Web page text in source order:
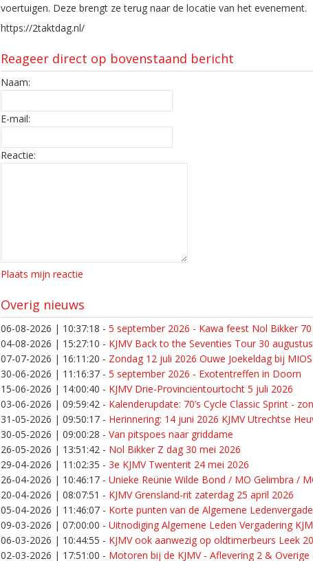
voertuigen. Deze brengt ze terug naar de locatie van het evenement.
https://2taktdag.nl/
Reageer direct op bovenstaand bericht
Naam:
E-mail:
Reactie:
Plaats mijn reactie
Overig nieuws
06-08-2026 | 10:37:18 - 5 september 2026 - Kawa feest Nol Bikker
04-08-2026 | 15:27:10 - KJMV Back to the Seventies Tour 30
07-07-2026 | 16:11:20 - Zondag 12 juli 2026 Ouwe Joekeldag bij MIOS
30-06-2026 | 11:16:37 - 5 september 2026 - Exotentreffen in Doorn
15-06-2026 | 14:00:40 - KJMV Drie-Provinciëntourtocht 5 juli 2026
03-06-2026 | 09:59:42 - Kalenderupdate: 70’s Cycle Classic Sprint -
31-05-2026 | 09:50:17 - Herinnering: 14 juni 2026 KJMV Utrechtse
30-05-2026 | 09:00:28 - Van pitspoes naar griddame
26-05-2026 | 13:51:42 - Nol Bikker Z dag 30 mei 2026
29-04-2026 | 11:02:35 - 3e KJMV Twenterit 24 mei 2026
26-04-2026 | 10:46:17 - Unieke Reünie Wilde Bond / MO Gelimbra /
20-04-2026 | 08:07:51 - KJMV Grensland-rit zaterdag 25 april 2026
05-04-2026 | 11:46:07 - Korte punten van de Algemene
09-03-2026 | 07:00:00 - Uitnodiging Algemene Leden Vergadering
06-03-2026 | 10:44:55 - KJMV ook aanwezig op oldtimerbeurs Leek
02-03-2026 | 17:51:00 - Motoren bij de KJMV - Aflevering 2 &